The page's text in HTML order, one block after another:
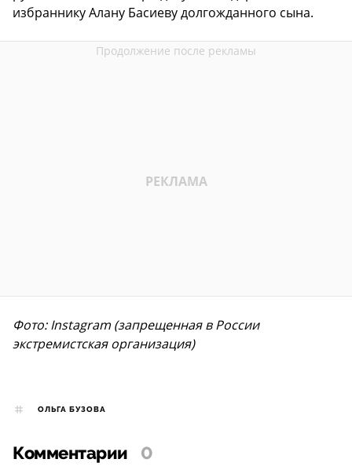
избраннику Алану Басиеву долгожданного сына.
Фото: Instagram (запрещенная в России
экстремистская организация)
ОЛЬГА БУЗОВА
Комментарии 0